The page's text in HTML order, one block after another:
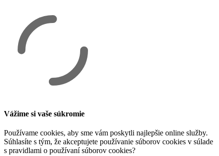
Vážime si vaše súkromie
Používame cookies, aby sme vám poskytli najlepšie online služby.
Súhlasíte s tým, že akceptujete používanie súborov cookies v súlade
s pravidlami o používaní súborov cookies?